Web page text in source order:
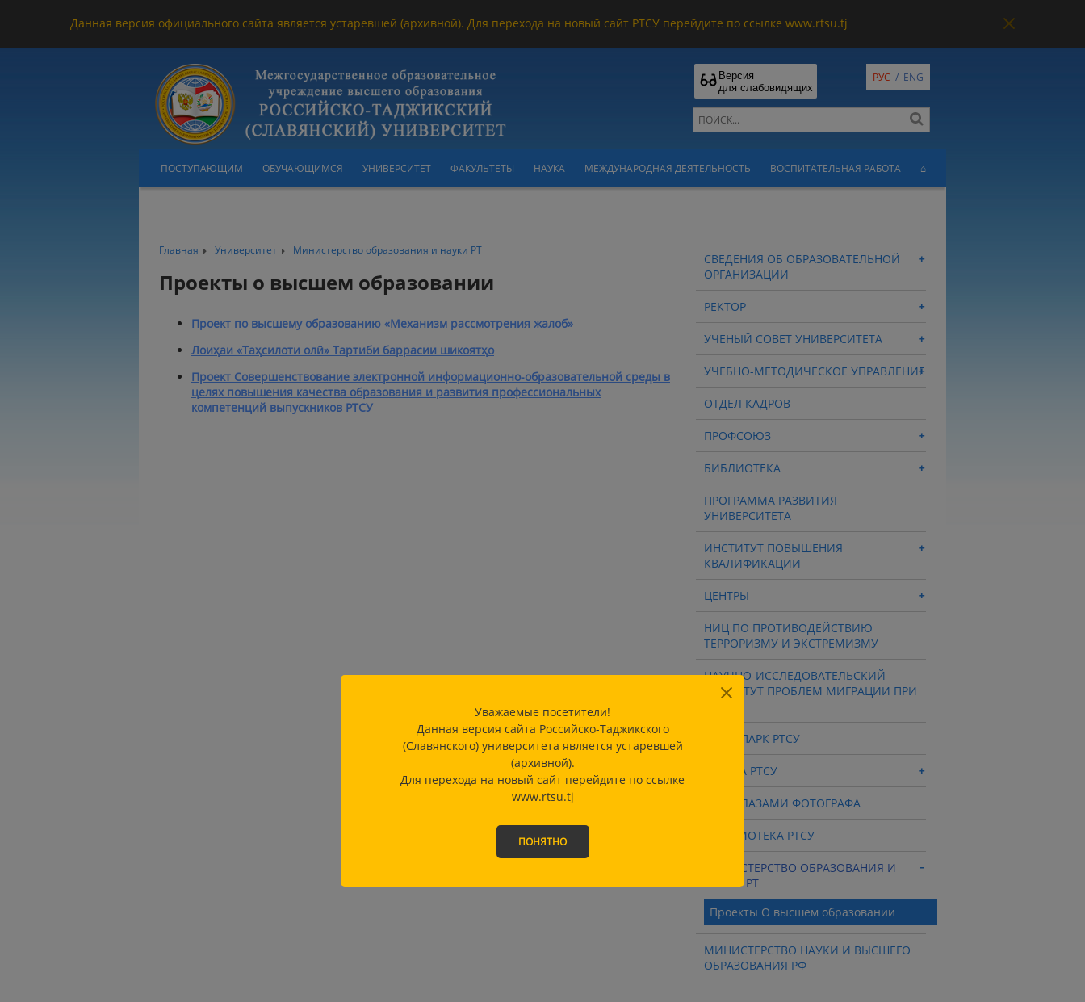
Данная версия официального сайта является устаревшей (архивной). Для перехода на новый сайт РТСУ перейдите по ссылке www.rtsu.tj
Версия
для слабовидящих
РУС / ENG
ПОСТУПАЮЩИМ ОБУЧАЮЩИМСЯ УНИВЕРСИТЕТ ФАКУЛЬТЕТЫ НАУКА МЕЖДУНАРОДНАЯ ДЕЯТЕЛЬНОСТЬ ВОСПИТАТЕЛЬНАЯ РАБОТА ⌂
Главная Университет Министерство образования и науки РТ
Проекты о высшем образовании
Проект по высшему образованию «Механизм рассмотрения жалоб»
Лоиҳаи «Таҳсилоти олӣ» Тартиби баррасии шикоятҳо
Проект Совершенствование электронной информационно-образовательной среды в
целях повышения качества образования и развития профессиональных
компетенций выпускников РТСУ
СВЕДЕНИЯ ОБ ОБРАЗОВАТЕЛЬНОЙ
ОРГАНИЗАЦИИ
РЕКТОР
УЧЕНЫЙ СОВЕТ УНИВЕРСИТЕТА
УЧЕБНО-МЕТОДИЧЕСКОЕ УПРАВЛЕНИЕ
ОТДЕЛ КАДРОВ
ПРОФСОЮЗ
БИБЛИОТЕКА
ПРОГРАММА РАЗВИТИЯ
УНИВЕРСИТЕТА
ИНСТИТУТ ПОВЫШЕНИЯ
КВАЛИФИКАЦИИ
ЦЕНТРЫ
НИЦ ПО ПРОТИВОДЕЙСТВИЮ
ТЕРРОРИЗМУ И ЭКСТРЕМИЗМУ
НАУЧНО-ИССЛЕДОВАТЕЛЬСКИЙ
ИНСТИТУТ ПРОБЛЕМ МИГРАЦИИ ПРИ
ТЕХНОПАРК РТСУ
ШКОЛА РТСУ
РТСУ ГЛАЗАМИ ФОТОГРАФА
ФИЛЬМОТЕКА РТСУ
МИНИСТЕРСТВО ОБРАЗОВАНИЯ И
НАУКИ РТ
Проекты О высшем образовании
МИНИСТЕРСТВО НАУКИ И ВЫСШЕГО
ОБРАЗОВАНИЯ РФ
Уважаемые посетители!
Данная версия сайта Российско-Таджикского
(Славянского) университета является устаревшей
(архивной).
Для перехода на новый сайт перейдите по ссылке
www.rtsu.tj
ПОНЯТНО